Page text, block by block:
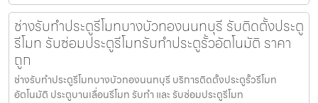
ช่างรับทำประตูรีโมทบางบัวทองนนทบุรี รับติดตั้งประตู
รีโมท รับซ่อมประตูรีโมทรับทำประตูรั้วอัตโนมัติ ราคา
ถูก
ช่างรับทำประตูรีโมทบางบัวทองนนทบุรี บริการติดตั้งประตูรั้วรีโมท
อัตโนมัติ ประตูบานเลื่อนรีโมท รับทำ และ รับซ่อมประตูรีโมท